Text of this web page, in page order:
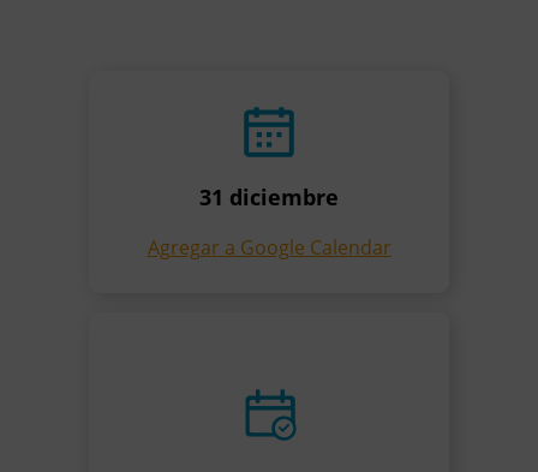
31 diciembre
Agregar a Google Calendar